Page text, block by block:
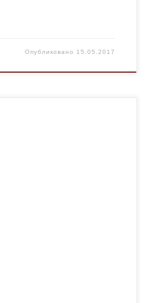
Опубликовано 15.05.2017